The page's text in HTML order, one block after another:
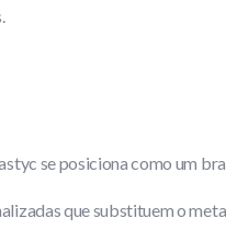
se posiciona como um
que substituem o